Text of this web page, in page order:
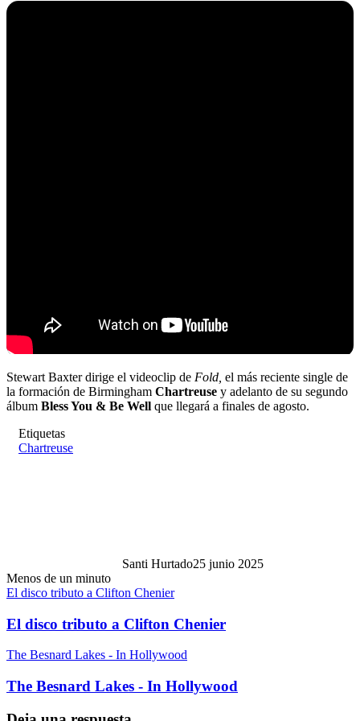
Stewart Baxter dirige el videoclip de Fold, el más reciente single de
la formación de Birmingham Chartreuse y adelanto de su segundo
álbum Bless You & Be Well que llegará a finales de agosto.
Etiquetas
Chartreuse
Santi Hurtado25 junio 2025
Menos de un minuto
El disco tributo a Clifton Chenier
El disco tributo a Clifton Chenier
The Besnard Lakes - In Hollywood
The Besnard Lakes - In Hollywood